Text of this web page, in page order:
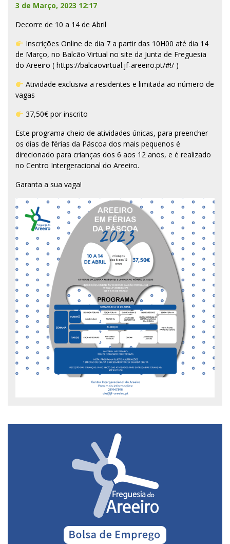
3 de Março, 2023 12:17
Decorre de 10 a 14 de Abril
Inscrições Online de dia 7 a partir das 10H00 até dia 14
de Março, no Balcão Virtual no site da Junta de Freguesia
do Areeiro ( https://balcaovirtual.jf-areeiro.pt/#!/ )
Atividade exclusiva a residentes e limitada ao número de
vagas
37,50€ por inscrito
Este programa cheio de atividades únicas, para preencher
os dias de férias da Páscoa dos mais pequenos é
direcionado para crianças dos 6 aos 12 anos, e é realizado
no Centro Intergeracional do Areeiro.
Garanta a sua vaga!